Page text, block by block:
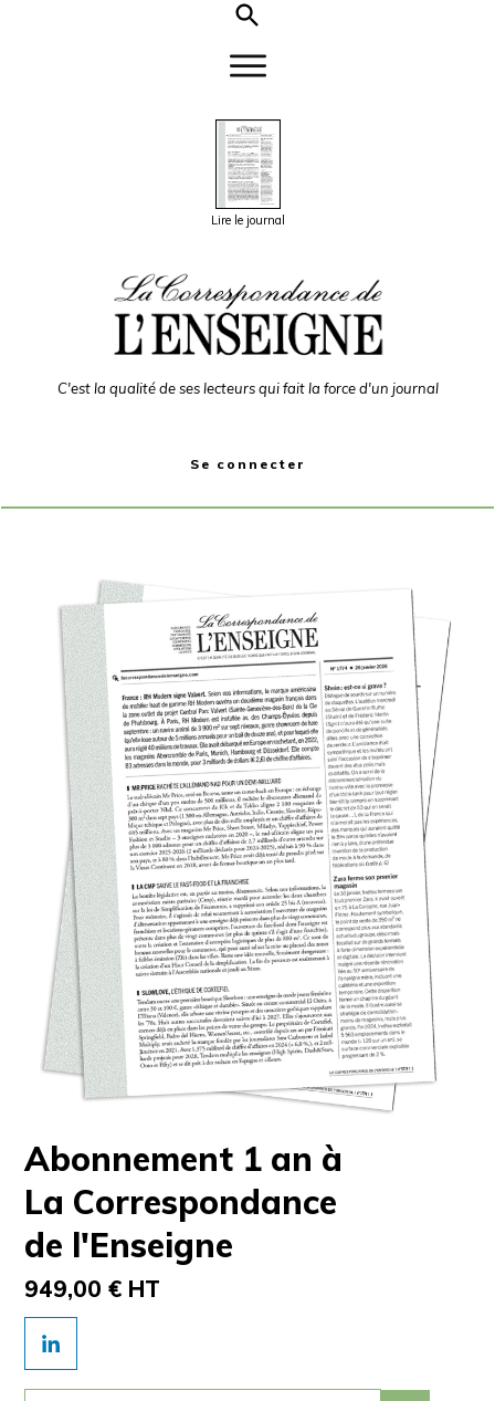
Lire le journal
C'est la qualité de ses lecteurs qui fait la force d'un journal
Se connecter
Abonnement 1 an à
La Correspondance
de l'Enseigne
949,00 € HT